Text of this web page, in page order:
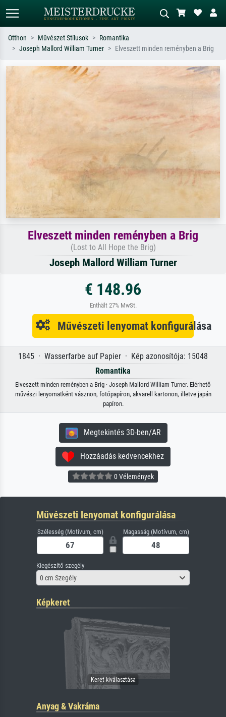
Keressen művész, műcím vagy stílus
szerint – pl. Monet, Csillagos éj,
Írja le a jelenetet – pl. zöld rét, sok
Otthon Művészet Stílusok
Romantika
Joseph Mallord William Turner
Elveszett minden reményben a Brig
Elveszett minden reményben a Brig
(Lost to All Hope the Brig)
Joseph Mallord William Turner
€ 148.96
Enthält 27% MwSt.
Művészeti lenyomat konfigurálása
1845 · Wasserfarbe auf Papier · Kép azonosítója: 15048
Romantika
Elveszett minden reményben a Brig · Joseph Mallord William Turner. Elérhető
művészi lenyomatként vásznon, fotópapíron, akvarell kartonon, illetve japán
papíron.
Megtekintés 3D-ben/AR
Hozzáadás kedvencekhez
0 Vélemények
Művészeti lenyomat konfigurálása
Szélesség (Motívum, cm) Magasság (Motívum, cm)
Kiegészítő szegély
0 cm Szegély
Képkeret
Anyag & Vakráma